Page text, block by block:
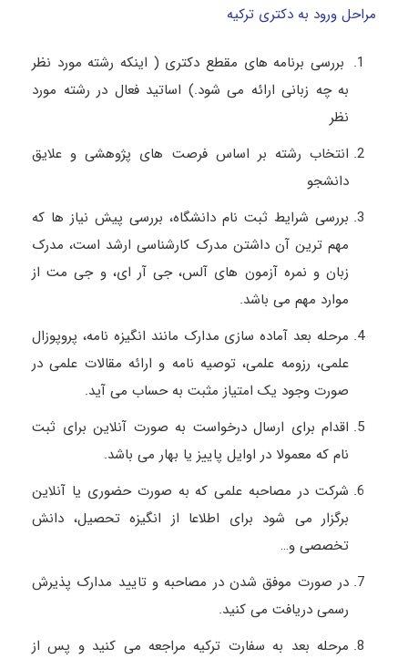
مراحل ورود به دکتری ترکیه
بررسی برنامه های مقطع دکتری ( اینکه رشته مورد نظر
به چه زبانی ارائه می شود.) اساتید فعال در رشته مورد
نظر
انتخاب رشته بر اساس فرصت های پژوهشی و علایق
دانشجو
بررسی شرایط ثبت نام دانشگاه، بررسی پیش نیاز ها که
مهم ترین آن داشتن مدرک کارشناسی ارشد است، مدرک
زبان و نمره آزمون های آلس، جی آر ای، و جی مت از
موارد مهم می باشد.
مرحله بعد آماده سازی مدارک مانند انگیزه نامه، پروپوزال
علمی، رزومه علمی، توصیه نامه و ارائه مقالات علمی در
صورت وجود یک امتیاز مثبت به حساب می آید.
اقدام برای ارسال درخواست به صورت آنلاین برای ثبت
نام که معمولا در اوایل پاییز یا بهار می باشد.
شرکت در مصاحبه علمی که به صورت حضوری یا آنلاین
برگزار می شود برای اطلاعا از انگیزه تحصیل، دانش
تخصصی و…
در صورت موفق شدن در مصاحبه و تایید مدارک پذیرش
رسمی دریافت می کنید.
مرحله بعد به سفارت ترکیه مراجعه می کنید و پس از